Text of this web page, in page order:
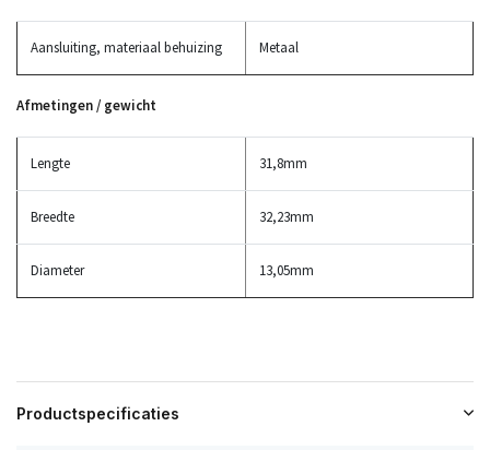
Aansluiting, materiaal behuizing Metaal
Afmetingen / gewicht
Lengte 31,8mm
Breedte 32,23mm
Diameter 13,05mm
Productspecificaties